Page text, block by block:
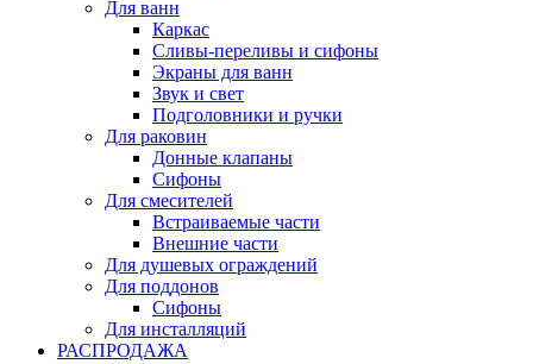
Для ванн
Каркас
Сливы-переливы и сифоны
Экраны для ванн
Звук и свет
Подголовники и ручки
Для раковин
Донные клапаны
Сифоны
Для смесителей
Встраиваемые части
Внешние части
Для душевых ограждений
Для поддонов
Сифоны
Для инсталляций
РАСПРОДАЖА